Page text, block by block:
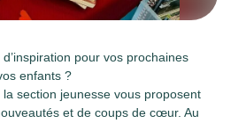
pour vos prochaines
enfants ?
section jeunesse vous proposent
et de coups de cœur. Au